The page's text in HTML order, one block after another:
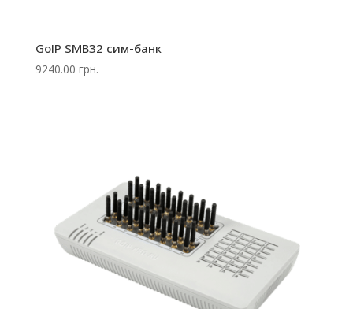
GoIP SMB32 сим-банк
9240.00 грн.